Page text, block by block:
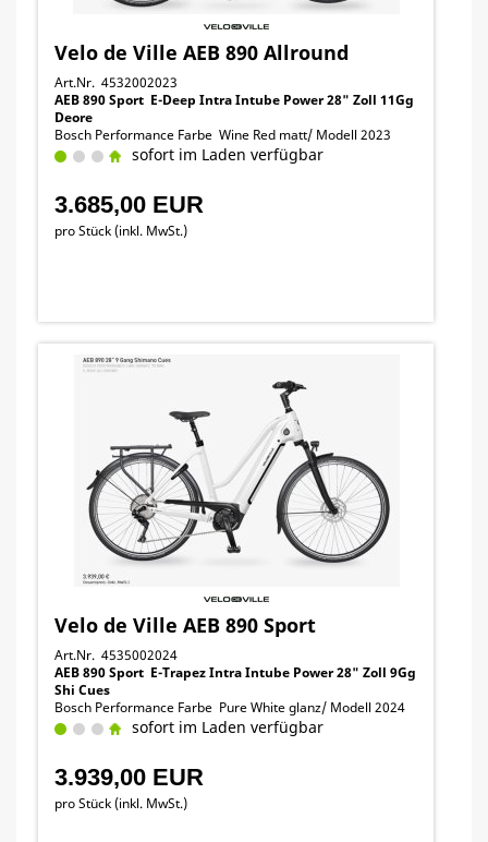
Velo de Ville AEB 890 Allround
Art.Nr. 4532002023
AEB 890 Sport E-Deep Intra Intube Power 28" Zoll 11Gg
Deore
Bosch Performance Farbe Wine Red matt/ Modell 2023
sofort im Laden verfügbar
3.685,00 EUR
pro Stück (inkl. MwSt.)
Velo de Ville AEB 890 Sport
Art.Nr. 4535002024
AEB 890 Sport E-Trapez Intra Intube Power 28" Zoll 9Gg
Shi Cues
Bosch Performance Farbe Pure White glanz/ Modell 2024
sofort im Laden verfügbar
3.939,00 EUR
pro Stück (inkl. MwSt.)